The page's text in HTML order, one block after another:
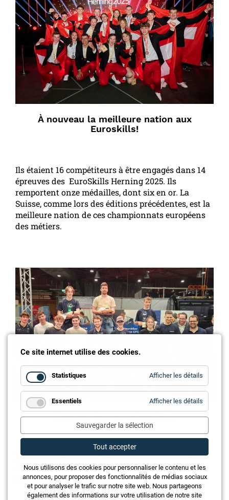
À nouveau la meilleure nation aux
Euroskills!
Ils étaient 16 compétiteurs à être engagés dans 14
épreuves des EuroSkills Herning 2025. Ils
remportent onze médailles, dont six en or. La
Suisse, comme lors des éditions précédentes, est la
meilleure nation de ces championnats européens
des métiers.
Courant fort et talent brut
Les visiteurs de Your Challenge ont eu l’occasion
d’assister au championnat romand des
installateurs-électriciens, organisé par EIT.valais.
Ce site internet utilise des cookies.
Statistiques Afficher les détails
Essentiels Afficher les détails
Sauvegarder la sélection
Tout accepter
Nous utilisons des cookies pour personnaliser le contenu et les
annonces, pour proposer des fonctionnalités de médias sociaux
et pour analyser le trafic sur notre site web. Nous partageons
également des informations sur votre utilisation de notre site